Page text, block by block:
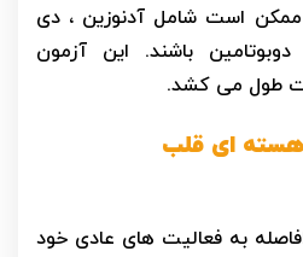
ممکن است شامل آدنوزین ، دی
باشند. این آزمون
ای قلب
به فعالیت های عادی خود